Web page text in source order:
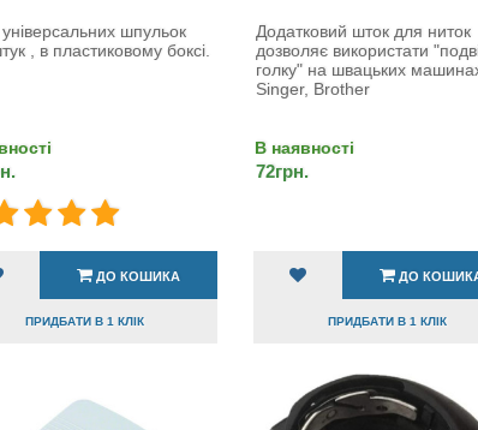
шпульок
, в пластиковому боксі.
ДО КОШИКА
ПРИДБАТИ В 1 КЛІК
Додатковий шток для ниток
дозволяє використати
голку" на швацьких
Singer, Brother
В наявності
72грн.
ДО
ПРИДБАТИ В 1 КЛІК